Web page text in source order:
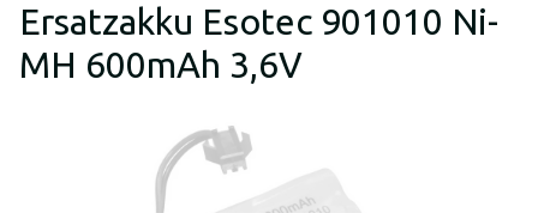
Ersatzakku Esotec 901010 Ni-
MH 600mAh 3,6V